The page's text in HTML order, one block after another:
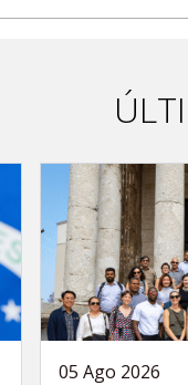
05 Ago 2026